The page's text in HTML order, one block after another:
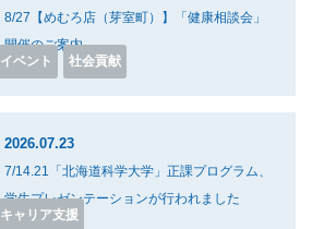
8/27【めむろ店（芽室町）】「健康相談会」
開催のご案内
イベント 社会貢献
2026.07.23
7/14.21「北海道科学大学」正課プログラム、
学生プレゼンテーションが行われました
キャリア支援